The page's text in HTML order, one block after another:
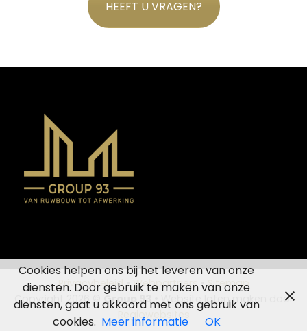
HEEFT U VRAGEN?
Privacybeleid•Webpartners•Sitemap
Copyright 2026 ©
Group 93
• Website laten maken door
Regiowebsites
Cookies helpen ons bij het leveren van onze
diensten. Door gebruik te maken van onze
diensten, gaat u akkoord met ons gebruik van
cookies. Meer informatie OK